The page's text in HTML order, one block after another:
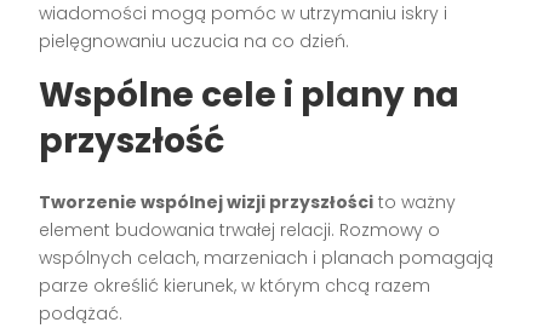
wiadomości mogą pomóc w utrzymaniu iskry i
pielęgnowaniu uczucia na co dzień.
Wspólne cele i plany na
przyszłość
Tworzenie wspólnej wizji przyszłości to ważny
element budowania trwałej relacji. Rozmowy o
wspólnych celach, marzeniach i planach pomagają
parze określić kierunek, w którym chcą razem
podążać.